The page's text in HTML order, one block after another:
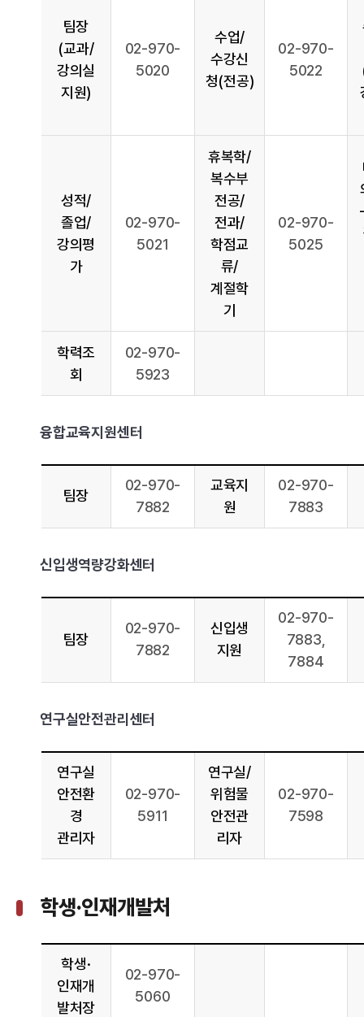
팀장
(교과/
강의실
지원)
02-970-
5020
수업/
수강신
청(전공)
02-970-
5022
성적/
졸업/
강의평
가
02-970-
5021
휴복학/
복수부
전공/
전과/
학점교
류/
계절학
기
02-970-
5025
학력조
회
02-970-
5923
융합교육지원센터
팀장
02-970-
7882
교육지
원
02-970-
7883
신입생역량강화센터
팀장
02-970-
7882
신입생
지원
02-970-
7883,
7884
연구실안전관리센터
연구실
안전환
경
관리자
02-970-
5911
연구실/
위험물
안전관
리자
02-970-
7598
학생·인재개발처
학생·
인재개
발처장
02-970-
5060